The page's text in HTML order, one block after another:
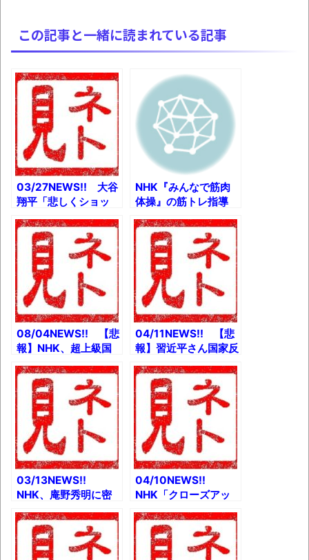
この記事と一緒に読まれている記事
03/27NEWS!! 大谷
翔平「悲しくショッ
ク」 水原一平氏の違
法賭博疑惑の会見でと
か 小林製薬の「紅
麹」、新たに1人の死
亡が報告され計2人が
犠牲とか サグラダ・
ファミリア予定通り
2026年完成予定と
か 【朗報】暇空茜さ
ん、東京都に勝訴
NHK『みんなで筋肉
体操』の筋トレ指導
者・谷本道哉に直撃イ
ンタビューとか 100
均でカッター買ったら
警察に捕まったｗとか
08/04NEWS!! 【悲
報】NHK、超上級国
民の飯塚幸三さまに配
慮しまくるとか 熱中
症により救急車に運ば
れ入院となった話と
か 父が放火して隣家
が燃えたとか
04/11NEWS!! 【悲
報】習近平さん国家反
逆罪で「あつまれどう
ぶつの森」規制とか
タモリ倶楽部「空耳ア
ワー」しばらく休止と
か NHK-FM「ガン
ダム三昧Z」5月放送
決定とか
03/13NEWS!!
NHK、庵野秀明に密
着 22日放送とか フ
ァミコン発売中止ゲー
ム図鑑 発売とか い
まスピッツやミスチル
04/10NEWS!!
NHK「クローズアッ
プ現代」終了とか 売
れ行き好調で一時出荷
停止の「生ジョッキ
缶」 メルカリで転売